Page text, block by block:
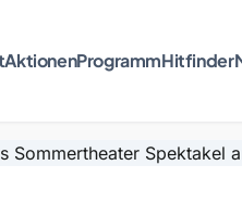
AktionenProgrammHitfinder